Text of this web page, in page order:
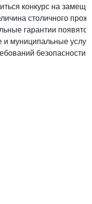
конкурс на
столичного
гарантии
и муниципальные
безопасности